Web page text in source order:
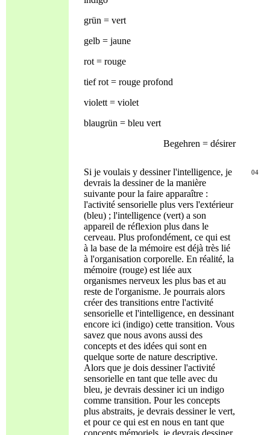
grün = vert
gelb = jaune
rot = rouge
tief rot = rouge profond
violett = violet
blaugrün = bleu vert
Begehren = désirer
Si je voulais y dessiner l'intelligence, je
devrais la dessiner de la manière
suivante pour la faire apparaître :
l'activité sensorielle plus vers l'extérieur
(bleu) ; l'intelligence (vert) a son
appareil de réflexion plus dans le
cerveau. Plus profondément, ce qui est
à la base de la mémoire est déjà très lié
à l'organisation corporelle. En réalité, la
mémoire (rouge) est liée aux
organismes nerveux les plus bas et au
reste de l'organisme. Je pourrais alors
créer des transitions entre l'activité
sensorielle et l'intelligence, en dessinant
encore ici (indigo) cette transition. Vous
savez que nous avons aussi des
concepts et des idées qui sont en
quelque sorte de nature descriptive.
Alors que je dois dessiner l'activité
sensorielle en tant que telle avec du
bleu, je devrais dessiner ici un indigo
comme transition. Pour les concepts
plus abstraits, je devrais dessiner le vert,
et pour ce qui est en nous en tant que
concepts mémoriels, je devrais dessiner
04